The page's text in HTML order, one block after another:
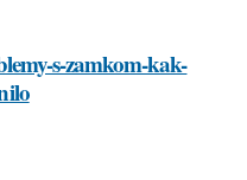
s-zamkom-kak-